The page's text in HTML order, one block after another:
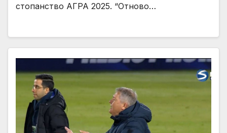
стопанство АГРА 2025. “Отново…